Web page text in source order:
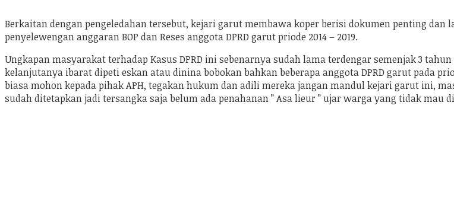
Berkaitan dengan pengeledahan tersebut, kejari garut membawa koper berisi dokumen penting
penyelewengan anggaran BOP dan Reses anggota DPRD garut priode 2014 – 2019.
Ungkapan masyarakat terhadap Kasus DPRD ini sebenarnya sudah lama terdengar semenjak 3
kelanjutanya ibarat dipeti eskan atau dinina bobokan bahkan beberapa anggota DPRD garut pada
biasa mohon kepada pihak APH, tegakan hukum dan adili mereka jangan mandul kejari garut ini,
sudah ditetapkan jadi tersangka saja belum ada penahanan ” Asa lieur ” ujar warga yang tidak mau